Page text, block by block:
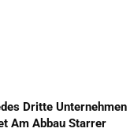
Dritte Unternehmen
Am Abbau Starrer